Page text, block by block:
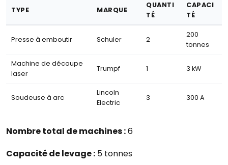
TYPE MARQUE
QUANTI
TÉ
CAPACI
TÉ
Presse à emboutir Schuler 2
200
tonnes
Machine de découpe
laser
Trumpf 1 3 kW
Soudeuse à arc
Lincoln
Electric
3 300 A
Nombre total de machines :6
Capacité de levage : 5 tonnes